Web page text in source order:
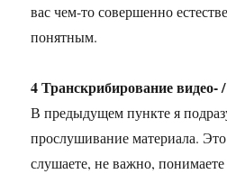
вас чем-то совершенно
понятным.
4 Транскрибирование видео-
В предыдущем пункте я
прослушивание материала.
слушаете, не важно,